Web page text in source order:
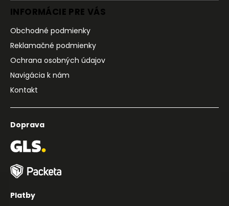
INFORMÁCIE PRE VÁS
Obchodné podmienky
Reklamačné podmienky
Ochrana osobných údajov
Navigácia k nám
Kontakt
Doprava
Platby